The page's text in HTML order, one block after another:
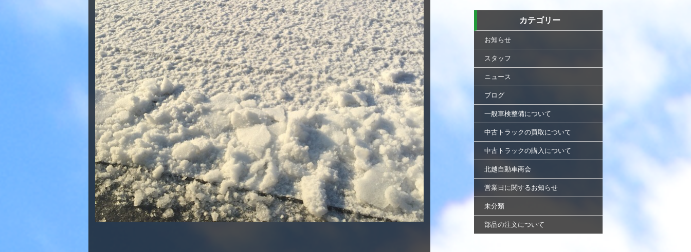
カテゴリー
お知らせ
スタッフ
ニュース
ブログ
一般車検整備について
中古トラックの買取について
中古トラックの購入について
北越自動車商会
営業日に関するお知らせ
未分類
部品の注文について